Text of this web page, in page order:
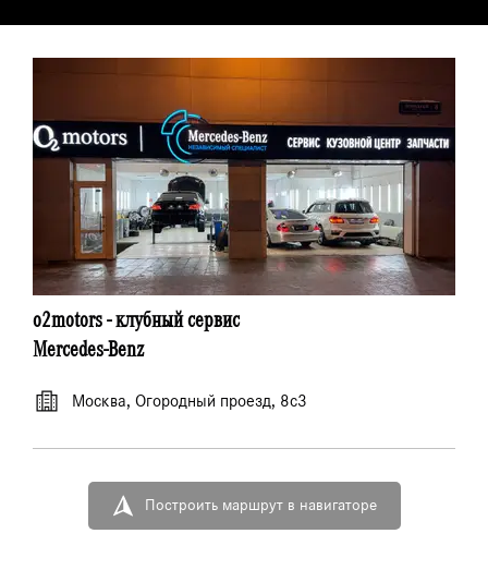
o2motors - клубный сервиc
Mercedes-Benz
Москва, Огородный проезд, 8с3
Построить маршрут в навигаторе